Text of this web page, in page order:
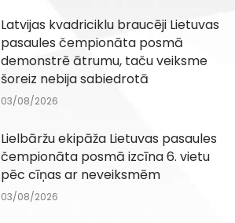
Latvijas kvadriciklu braucēji Lietuvas
pasaules čempionāta posmā
demonstrē ātrumu, taču veiksme
šoreiz nebija sabiedrotā
03/08/2026
Lielbāržu ekipāža Lietuvas pasaules
čempionāta posmā izcīna 6. vietu
pēc cīņas ar neveiksmēm
03/08/2026